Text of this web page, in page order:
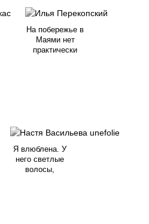
На побережье в
Маями нет
практически
Я влюблена. У
него светлые
волосы,